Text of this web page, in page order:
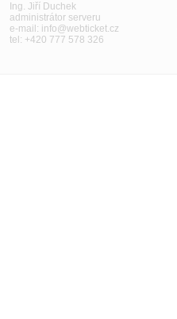
Ing. Jiří Duchek
administrátor serveru
e-mail: info@webticket.cz
tel: +420 777 578 326